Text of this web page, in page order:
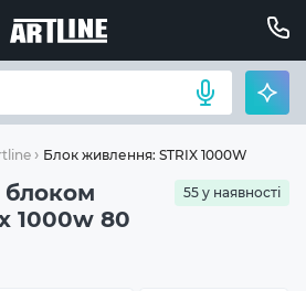
Блок живлення: STRIX 1000W 80+
блоком
1000w 80
55 у наявності